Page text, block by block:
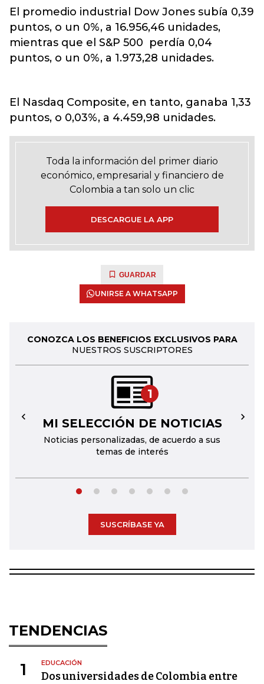
El promedio industrial Dow Jones subía 0,39
puntos, o un 0%, a 16.956,46 unidades,
mientras que el S&P 500 perdía 0,04
puntos, o un 0%, a 1.973,28 unidades.
El Nasdaq Composite, en tanto, ganaba 1,33
puntos, o 0,03%, a 4.459,98 unidades.
Toda la información del primer diario
económico, empresarial y financiero de
Colombia a tan solo un clic
DESCARGUE LA APP
GUARDAR
UNIRSE A WHATSAPP
CONOZCA LOS BENEFICIOS EXCLUSIVOS PARA
NUESTROS SUSCRIPTORES
1
MI SELECCIÓN DE NOTICIAS
Noticias personalizadas, de acuerdo a sus
temas de interés
← →
SUSCRÍBASE YA
TENDENCIAS
1 EDUCACIÓN
Dos universidades de Colombia entre